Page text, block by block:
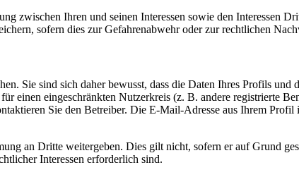
zwischen Ihren und seinen Interessen sowie den Interessen
sofern dies zur Gefahrenabwehr oder zur rechtlichen
Sie sind sich daher bewusst, dass die Daten Ihres Profils
einen eingeschränkten Nutzerkreis (z. B. andere registrierte
Sie den Betreiber. Die E-Mail-Adresse aus Ihrem
an Dritte weitergeben. Dies gilt nicht, sofern er auf Grund
Interessen erforderlich sind.